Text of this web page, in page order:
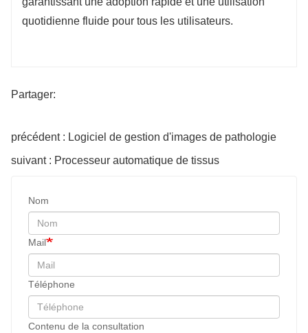
quotidienne fluide pour tous les utilisateurs.
Partager:
précédent : Logiciel de gestion d'images de pathologie
suivant : Processeur automatique de tissus
Nom
Mail
Téléphone
Contenu de la consultation